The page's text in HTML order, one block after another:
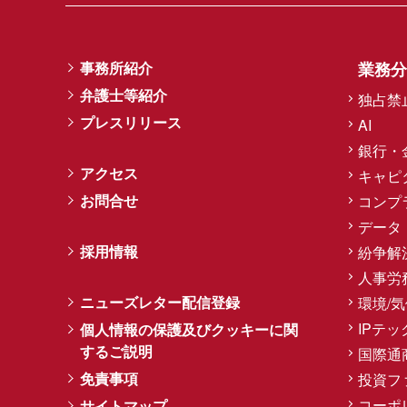
事務所紹介
弁護士等紹介
プレスリリース
アクセス
お問合せ
採用情報
ニューズレター配信登録
個人情報の保護及びクッキーに関
するご説明
免責事項
業務
独占禁
AI
銀行・
キャピ
コン
データ
紛争解
人事労
環境/
IPテッ
国際通
投資フ